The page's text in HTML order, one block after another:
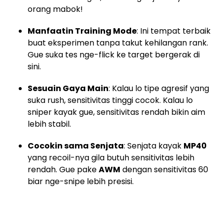
orang mabok!
Manfaatin Training Mode: Ini tempat terbaik
buat eksperimen tanpa takut kehilangan rank.
Gue suka tes nge-flick ke target bergerak di
sini.
Sesuain Gaya Main: Kalau lo tipe agresif yang
suka rush, sensitivitas tinggi cocok. Kalau lo
sniper kayak gue, sensitivitas rendah bikin aim
lebih stabil.
Cocokin sama Senjata: Senjata kayak MP40
yang recoil-nya gila butuh sensitivitas lebih
rendah. Gue pakeAWM dengan sensitivitas 60
biar nge-snipe lebih presisi.